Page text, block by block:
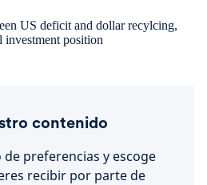
contenido
preferencias y escoge
recibir por parte de